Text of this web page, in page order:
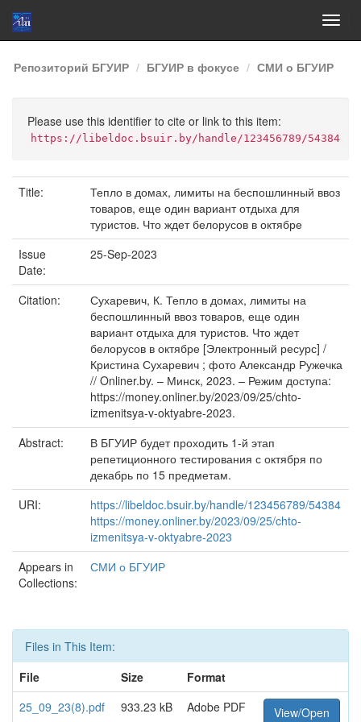
Skip
navigation
Репозиторий БГУИР БГУИР в фокусе СМИ о БГУИР
Please use this identifier to cite or link to this item:
https://libeldoc.bsuir.by/handle/123456789/54384
Title:
Тепло в домах, лимиты на беспошлинный ввоз
товаров, еще один вариант отдыха для
туристов. Что ждет белорусов в октябре
Issue
Date:
25-Sep-2023
Citation:
Сухаревич, К. Тепло в домах, лимиты на
беспошлинный ввоз товаров, еще один
вариант отдыха для туристов. Что ждет
белорусов в октябре [Электронный ресурс] /
Кристина Сухаревич ; фото Александр Ружечка
// Onliner.by. – Минск, 2023. – Режим доступа:
https://money.onliner.by/2023/09/25/chto-
izmenitsya-v-oktyabre-2023.
Abstract:
В БГУИР будет проходить 1-й этап
репетиционного тестирования с октября по
декабрь по 15 предметам.
URI:
https://libeldoc.bsuir.by/handle/123456789/54384
https://money.onliner.by/2023/09/25/chto-
izmenitsya-v-oktyabre-2023
Appears in
Collections:
СМИ о БГУИР
Files in This Item:
File
Size
Format
25_09_23(8).pdf
933.23 kB Adobe PDF View/Open